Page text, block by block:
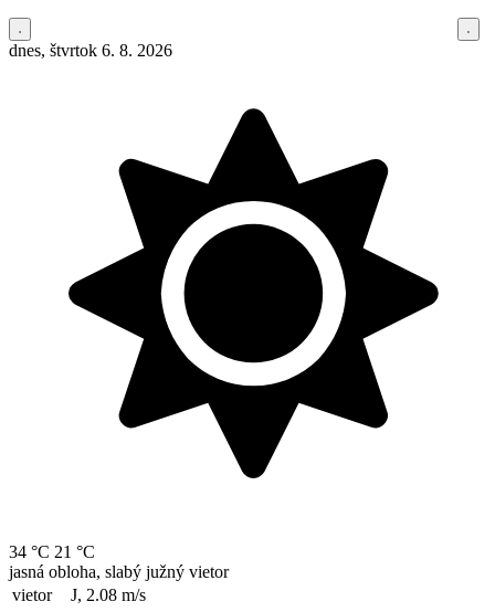
dnes, štvrtok 6. 8. 2026
34 °C 21 °C
jasná obloha, slabý južný vietor
vietor
J, 2.08 m/s